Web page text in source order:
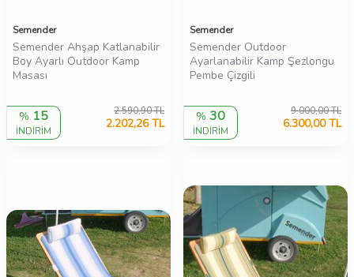
Semender
Semender Ahşap Katlanabilir
Boy Ayarlı Outdoor Kamp
Masası
% 15
İNDİRİM
2.590,90TL
2.202,26TL
Semender
Semender Outdoor
Ayarlanabilir Kamp Şezlongu
Pembe Çizgili
%30
İNDİRİM
9.000,00TL
6.300,00TL